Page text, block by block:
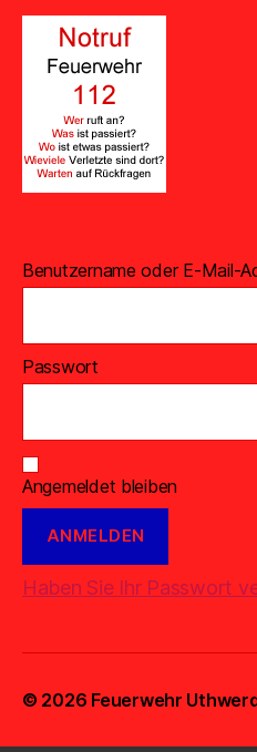
Benutzername oder E-Mail-
Passwort
Angemeldet bleiben
Haben Sie Ihr Passwort
© 2026 Feuerwehr